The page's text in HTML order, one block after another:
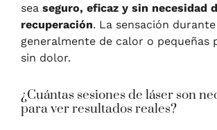
sea seguro, eficaz y sin necesidad
recuperación. La sensación
generalmente de calor o pequeñas
sin dolor.
¿Cuántas sesiones de láser son
para ver resultados reales?